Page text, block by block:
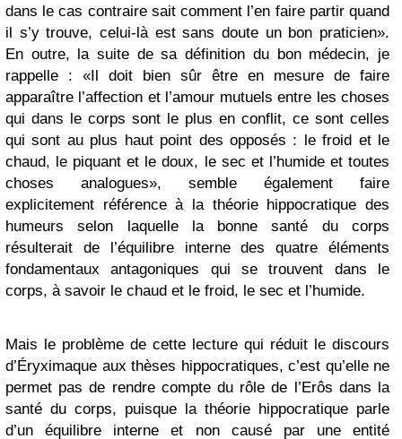
dans le cas contraire sait comment l’en faire partir quand
il s’y trouve, celui-là est sans doute un bon praticien».
En outre, la suite de sa définition du bon médecin, je
rappelle : «Il doit bien sûr être en mesure de faire
apparaître l’affection et l’amour mutuels entre les choses
qui dans le corps sont le plus en conflit, ce sont celles
qui sont au plus haut point des opposés : le froid et le
chaud, le piquant et le doux, le sec et l’humide et toutes
choses analogues», semble également faire
explicitement référence à la théorie hippocratique des
humeurs selon laquelle la bonne santé du corps
résulterait de l’équilibre interne des quatre éléments
fondamentaux antagoniques qui se trouvent dans le
corps, à savoir le chaud et le froid, le sec et l’humide.
Mais le problème de cette lecture qui réduit le discours
d’Éryximaque aux thèses hippocratiques, c’est qu’elle ne
permet pas de rendre compte du rôle de l’Erôs dans la
santé du corps, puisque la théorie hippocratique parle
d’un équilibre interne et non causé par une entité